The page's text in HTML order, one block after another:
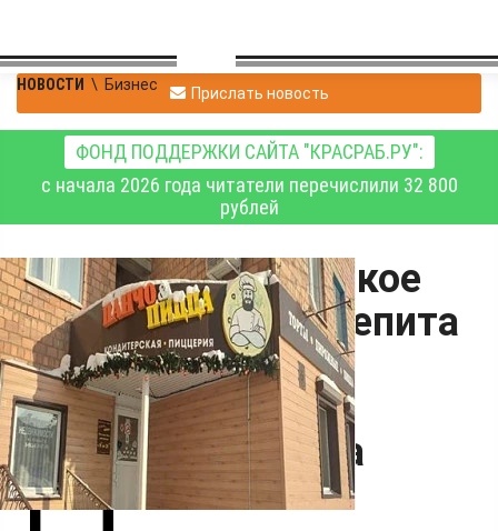
НОВОСТИ \ Бизнес Прислать новость
ФОНД ПОДДЕРЖКИ САЙТА "КРАСРАБ.РУ":
с начала 2026 года читатели перечислили 32 800
рублей
Суд обязал ужурское
предприятие общепита
соблюдать
ветеринарное
законодательства